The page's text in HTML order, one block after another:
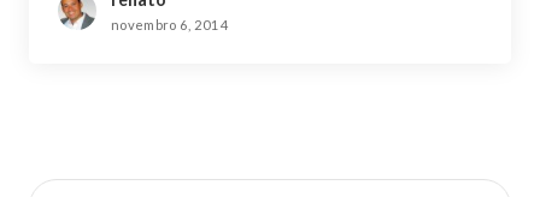
novembro 6, 2014